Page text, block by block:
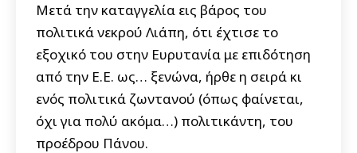
Μετά την καταγγελία εις βάρος του
πολιτικά νεκρού Λιάπη, ότι έχτισε το
εξοχικό του στην Ευρυτανία με επιδότηση
από την Ε.Ε. ως… ξενώνα, ήρθε η σειρά κι
ενός πολιτικά ζωντανού (όπως φαίνεται,
όχι για πολύ ακόμα…) πολιτικάντη, του
προέδρου Πάνου.